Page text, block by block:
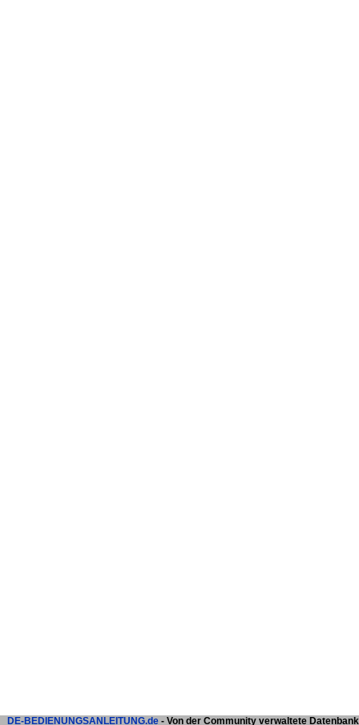
DE-BEDIENUNGSANLEITUNG.de- Von der Community verwaltete Datenbank